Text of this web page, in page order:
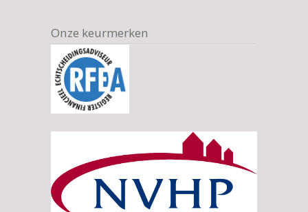
Onze keurmerken